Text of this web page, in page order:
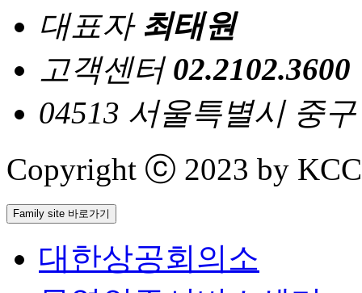
대표자 최태원
고객센터 02.2102.3600
04513 서울특별시 중
Copyright ⓒ 2023 by
Family site 바로가기
대한상공회의소